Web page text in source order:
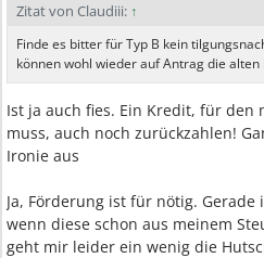
Zitat von Claudiii: ↑
Finde es bitter für Typ B kein
können wohl wieder auf Antrag die alten
Ist ja auch fies. Ein Kredit, für den
muss, auch noch zurückzahlen!
Ironie aus
Ja, Förderung ist für nötig.
wenn diese schon aus meinem
geht mir leider ein wenig die